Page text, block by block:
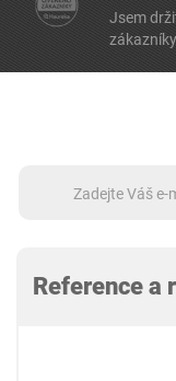
Jsem
zákazníky
Reference a